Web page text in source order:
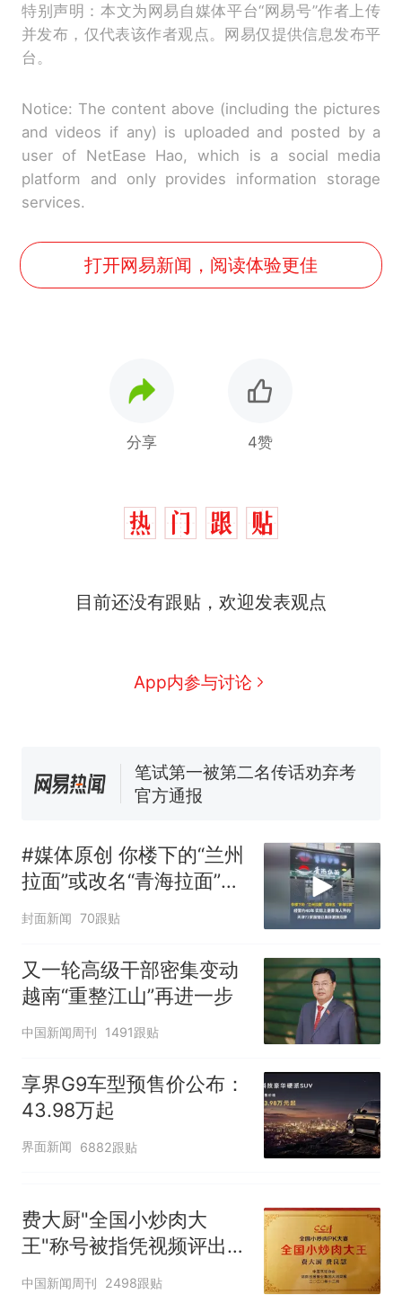
特别声明：本文为网易自媒体平台“网易号”作者上传
并发布，仅代表该作者观点。网易仅提供信息发布平
台。
Notice: The content above (including the pictures
and videos if any) is uploaded and posted by a
user of NetEase Hao, which is a social media
platform and only provides information storage
services.
打开网易新闻，阅读体验更佳
分享 4赞
目前还没有跟贴，欢迎发表观点
App内参与讨论
热
西班牙飞地休达边境，摩洛
洛哥涌入西班牙
号，仅凭视频评出？中国烹饪
140多朵
美国一场追捕行动中，一男子
在车辆行驶中爬上车顶跳舞。
美国渔民钓获鲨鱼徒手将其拽
回大海 目击者直呼震惊 （视频
哥士兵搬起大石块投向移民引
争议，此前一天内数万人从摩
洛哥涌入西班牙
#媒体原创 你楼下的“兰州
拉面”或改名“青海拉面”，
经营约40年，实际上是青
已集体更换招牌
封面新闻 70跟贴
又一轮高级干部密集变动
越南“重整江山”再进一步
中国新闻周刊 1491跟贴
享界G9车型预售价公布：
43.98万起
界面新闻 6882跟贴
费大厨"全国小炒肉大
王"称号被指凭视频评出
官方回应
中国新闻周刊 2498跟贴